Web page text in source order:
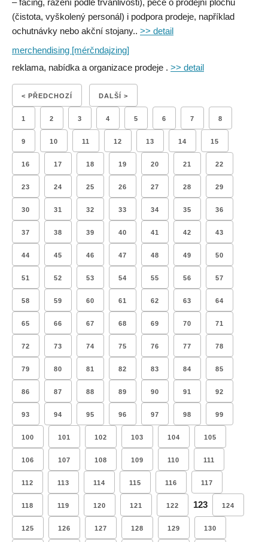
– facing, řazení podle trvanlivosti), péče o prodejní plochu
(čistota, vyškolený personál) i podpora prodeje, například
ochutnávky nebo akční stojany.. >> detail
merchendising [mérčndajzing]
reklama, nabídka a organizace prodeje . >> detail
< PŘEDCHOZÍ DALŠÍ >
1 2 3 4 5 6 7 8
9 10 11 12 13 14 15
16 17 18 19 20 21 22
23 24 25 26 27 28 29
30 31 32 33 34 35 36
37 38 39 40 41 42 43
44 45 46 47 48 49 50
51 52 53 54 55 56 57
58 59 60 61 62 63 64
65 66 67 68 69 70 71
72 73 74 75 76 77 78
79 80 81 82 83 84 85
86 87 88 89 90 91 92
93 94 95 96 97 98 99
100 101 102 103 104 105
106 107 108 109 110 111
112 113 114 115 116 117
118 119 120 121 122 123 124
125 126 127 128 129 130